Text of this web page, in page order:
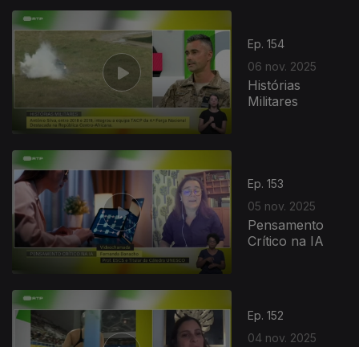
Ep. 154
06 nov. 2025
Histórias
Militares
Ep. 153
05 nov. 2025
Pensamento
Crítico na IA
Ep. 152
04 nov. 2025